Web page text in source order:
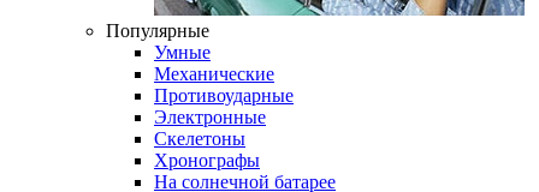
Популярные
Умные
Механические
Противоударные
Электронные
Скелетоны
Хронографы
На солнечной батарее